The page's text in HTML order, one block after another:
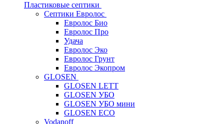
Пластиковые септики
Септики Евролос
Евролос Био
Евролос Про
Удача
Евролос Эко
Евролос Грунт
Евролос Экопром
GLOSEN
GLOSEN LETT
GLOSEN УБО
GLOSEN УБО мини
GLOSEN ECO
Vodanoff